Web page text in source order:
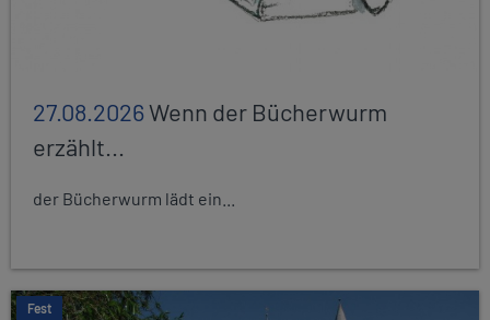
27.08.2026Wenn der Bücherwurm
erzählt...
der Bücherwurm lädt ein...
Fest